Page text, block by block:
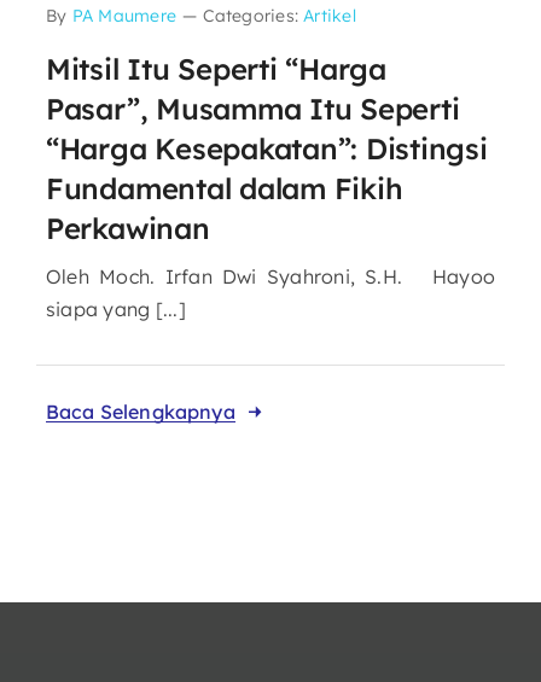
By PA Maumere — Categories:Artikel
Mitsil Itu Seperti “Harga
Pasar”, Musamma Itu Seperti
“Harga Kesepakatan”: Distingsi
Fundamental dalam Fikih
Perkawinan
Oleh Moch. Irfan Dwi Syahroni, S.H. Hayoo
siapa yang [...]
Baca Selengkapnya